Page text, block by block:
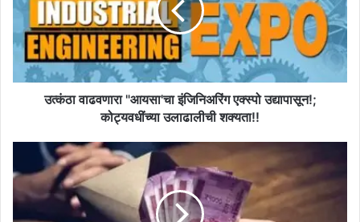
एक्स्पो
उद्यापासून!;
कोट्यवधींच्या
उलाढालीची
शक्यता!!
उत्कंठा वाढवणारा "आयसा'चा इंजिनिअरिंग एक्स्पो उद्यापासून!;
कोट्यवधींच्या उलाढालीची शक्यता!!
होता,
सावज
अडकणारच